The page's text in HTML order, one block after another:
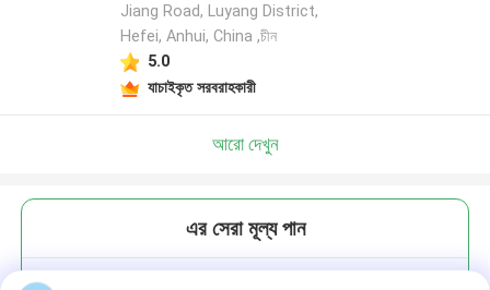
Jiang Road, Luyang District,
Hefei, Anhui, China ,চীন
5.0
যাচাইকৃত সরবরাহকারী
আরো দেখুন
এর সেরা মূল্য পান